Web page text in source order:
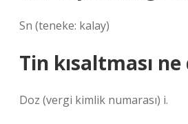
Sn (teneke: kalay)
Tin kısaltması
Doz (vergi kimlik numarası) i.